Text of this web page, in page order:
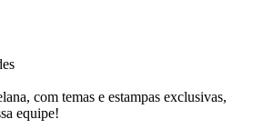
com temas e estampas exclusivas,
equipe!